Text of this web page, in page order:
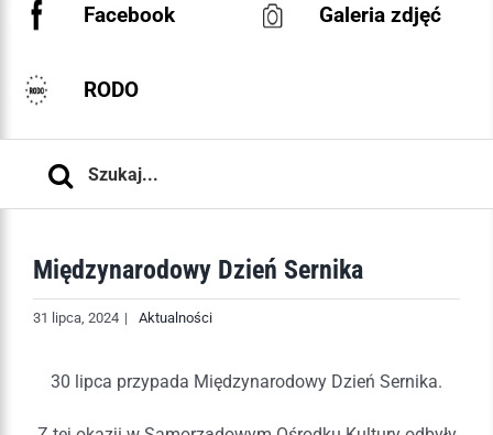
Facebook Galeria zdjęć
RODO
Międzynarodowy Dzień Sernika
31 lipca, 2024 | Aktualności
30 lipca przypada Międzynarodowy Dzień Sernika.